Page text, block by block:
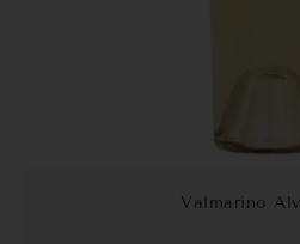
Valmarino